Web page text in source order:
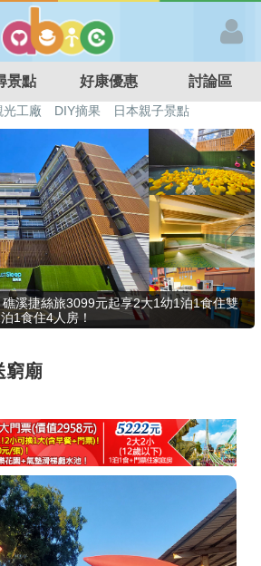
景點 好康優惠 討論區
光工廠 DIY摘果
日本親子景點
台北親子餐廳 溫泉泡湯SPA
溪捷絲旅3099元起享2大1幼1泊1食住雙
1食住4人房！
窮廟